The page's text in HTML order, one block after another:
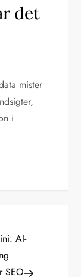
det
mister
i
AI-
SEO